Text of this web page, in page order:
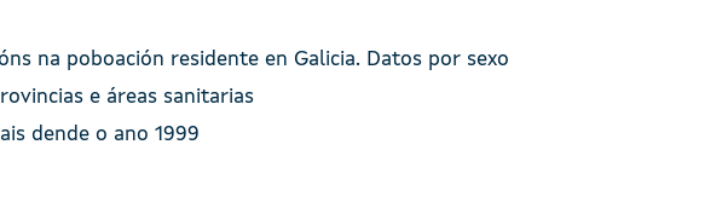
na poboación residente en Galicia. Datos por sexo
e áreas sanitarias
dende o ano 1999